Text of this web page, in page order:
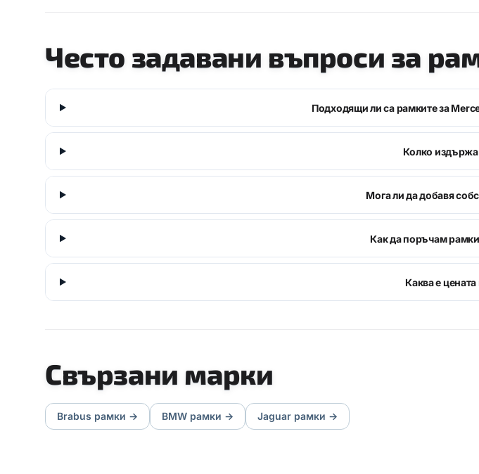
Често задавани въпроси за
Подходящи ли са рамките за
Колко издържа
Мога ли да добавя
Как да поръчам
Каква е
Свързани марки
Brabus рамки → BMW рамки → Jaguar рамки →